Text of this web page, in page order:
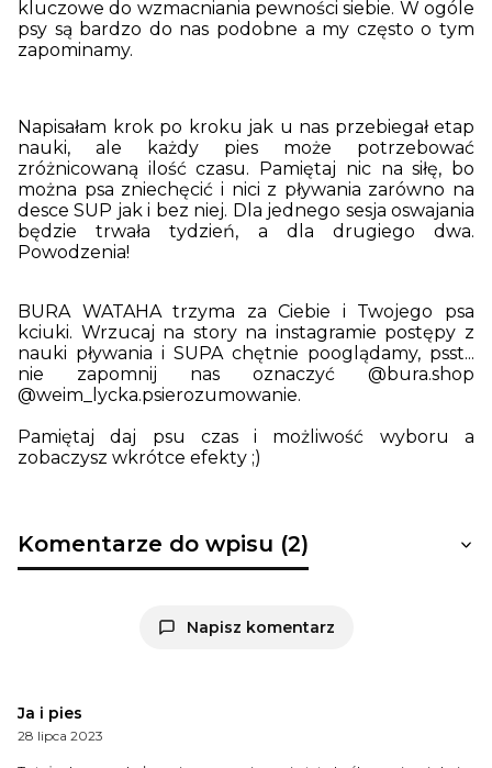
kluczowe do wzmacniania pewności siebie. W ogóle
psy są bardzo do nas podobne a my często o tym
zapominamy.
Napisałam krok po kroku jak u nas przebiegał etap
nauki, ale każdy pies może potrzebować
zróżnicowaną ilość czasu. Pamiętaj nic na siłę, bo
można psa zniechęcić i nici z pływania zarówno na
desce SUP jak i bez niej. Dla jednego sesja oswajania
będzie trwała tydzień, a dla drugiego dwa.
Powodzenia!
BURA WATAHA trzyma za Ciebie i Twojego psa
kciuki. Wrzucaj na story na instagramie postępy z
nauki pływania i SUPA chętnie pooglądamy, psst...
nie zapomnij nas oznaczyć @bura.shop
@weim_lycka.psierozumowanie.
Pamiętaj daj psu czas i możliwość wyboru a
zobaczysz wkrótce efekty ;)
Komentarze do wpisu (2)
Napisz komentarz
Ja i pies
28 lipca 2023